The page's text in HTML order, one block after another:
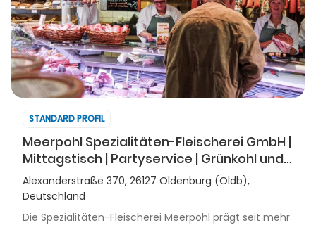
STANDARD PROFIL
Meerpohl Spezialitäten-Fleischerei GmbH |
Mittagstisch | Partyservice | Grünkohl und
Pinkel
Alexanderstraße 370, 26127 Oldenburg (Oldb),
Deutschland
Die Spezialitäten-Fleischerei Meerpohl prägt seit mehr